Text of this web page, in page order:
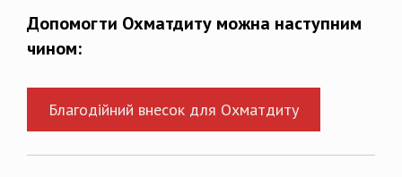
Допомогти Охматдиту можна наступним
чином:
Благодійний внесок для Охматдиту